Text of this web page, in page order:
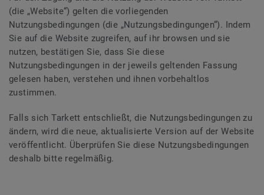
(die „Website“) gelten die vorliegenden
Nutzungsbedingungen (die „Nutzungsbedingungen“). Indem
Sie auf die Website zugreifen, auf ihr browsen und sie
nutzen, bestätigen Sie, dass Sie diese
Nutzungsbedingungen in der jeweils geltenden Fassung
gelesen haben, verstehen und ihnen vorbehaltlos
zustimmen.
Falls sich Tarkett entschließt, die Nutzungsbedingungen zu
ändern, wird die neue, aktualisierte Version auf der Website
veröffentlicht. Überprüfen Sie diese Nutzungsbedingungen
deshalb bitte regelmäßig.